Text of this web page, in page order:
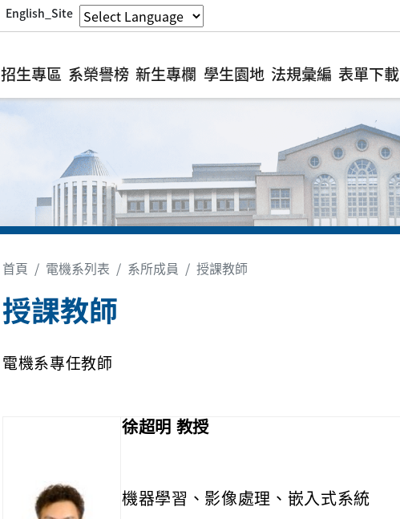
English_Site
招生專區 系榮譽榜 新生專欄 學生園地 法規彙編 表單下載
首頁 電機系列表 系所成員 授課教師
授課教師
電機系專任教師
徐超明 教授
機器學習、影像處理、嵌入式系統